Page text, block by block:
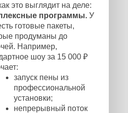
это выглядит на деле:
программы. У
готовые пакеты,
продуманы до
Например,
шоу за 15 000 ₽
запуск пены из
профессиональной
установки;
непрерывный поток